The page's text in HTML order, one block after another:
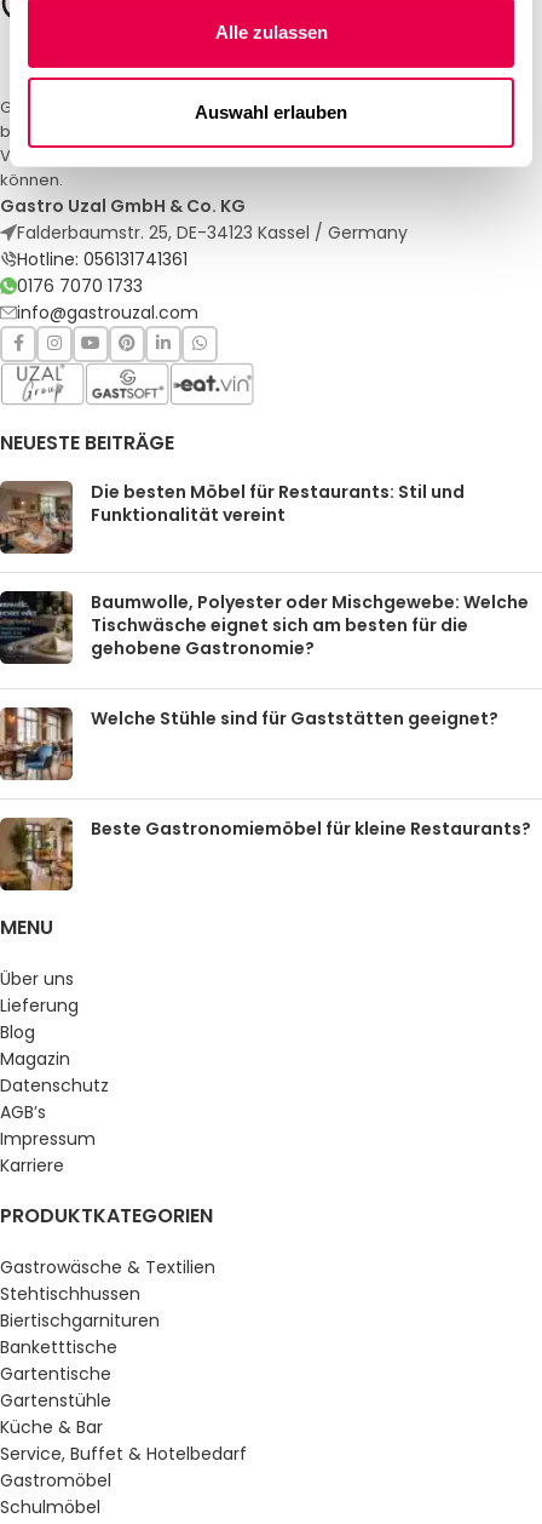
Alle zulassen
Auswahl erlauben
Gastro Uzal – Ihr Spezialist für Gastronomiemöbel und -textilien. Wir
bieten maßgeschneiderte Lösungen für Restaurants, Hotels und
Veranstaltungen. Qualität und Service, auf die Sie sich verlassen
können.
Gastro Uzal GmbH & Co. KG
Falderbaumstr. 25, DE-34123 Kassel / Germany
Hotline: 056131741361
0176 7070 1733
info@gastrouzal.com
NEUESTE BEITRÄGE
Die besten Möbel für Restaurants: Stil und
Funktionalität vereint
Baumwolle, Polyester oder Mischgewebe: Welche
Tischwäsche eignet sich am besten für die
gehobene Gastronomie?
Welche Stühle sind für Gaststätten geeignet?
Beste Gastronomiemöbel für kleine Restaurants?
MENU
Über uns
Lieferung
Blog
Magazin
Datenschutz
AGB’s
Impressum
Karriere
PRODUKTKATEGORIEN
Gastrowäsche & Textilien
Stehtischhussen
Biertischgarnituren
Banketttische
Gartentische
Gartenstühle
Küche & Bar
Service, Buffet & Hotelbedarf
Gastromöbel
Schulmöbel